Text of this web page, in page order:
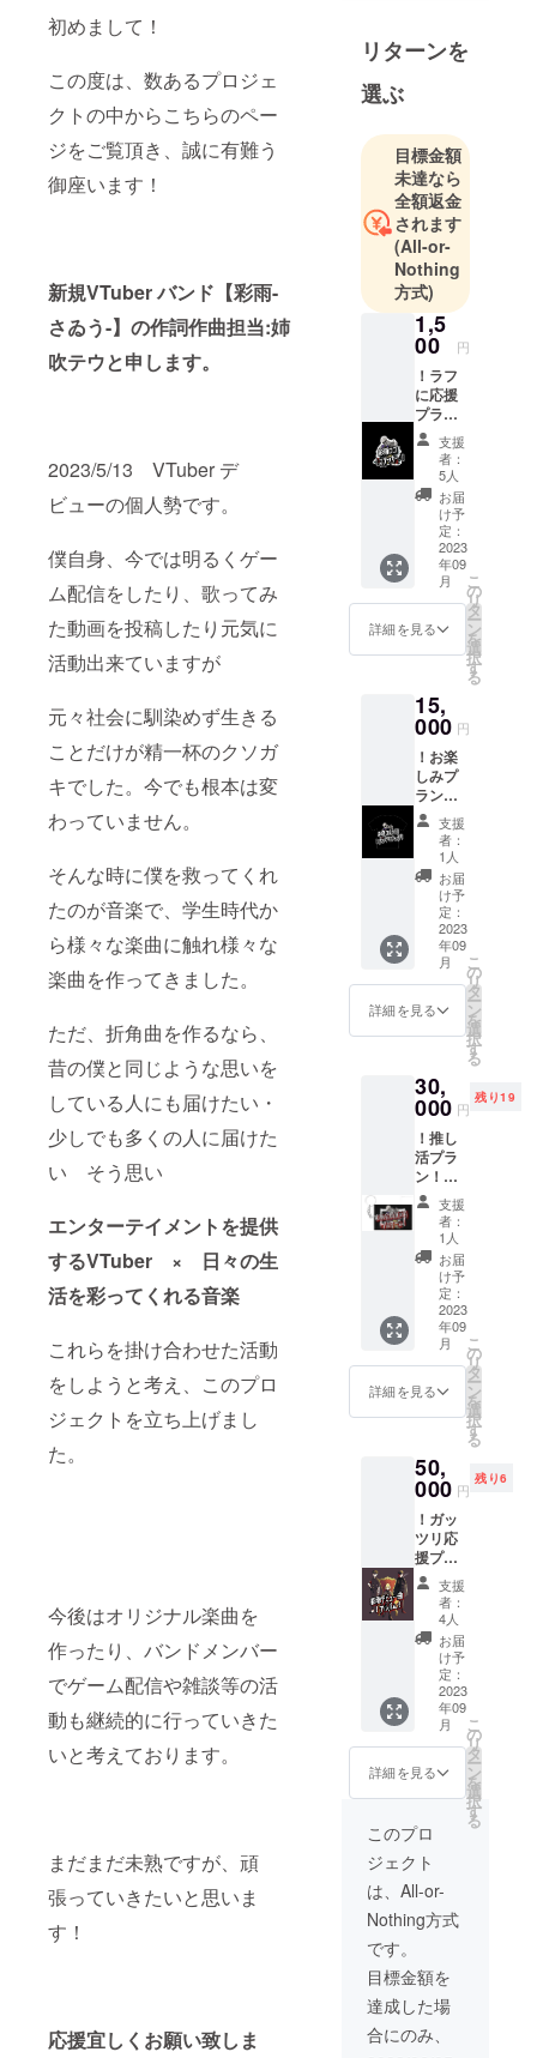
初めまして！
この度は、数あるプロジェ
クトの中からこちらのペー
ジをご覧頂き、誠に有難う
御座います！
新規VTuber バンド【彩雨-
さゐう-】の作詞作曲担当:姉
吹テウと申します。
2023/5/13 VTuber デ
ビューの個人勢です。
僕自身、今では明るくゲー
ム配信をしたり、歌ってみ
た動画を投稿したり元気に
活動出来ていますが
元々社会に馴染めず生きる
ことだけが精一杯のクソガ
キでした。今でも根本は変
わっていません。
そんな時に僕を救ってくれ
たのが音楽で、学生時代か
ら様々な楽曲に触れ様々な
楽曲を作ってきました。
ただ、折角曲を作るなら、
昔の僕と同じような思いを
している人にも届けたい・
少しでも多くの人に届けた
い そう思い
エンターテイメントを提供
するVTuber × 日々の生
活を彩ってくれる音楽
これらを掛け合わせた活動
をしようと考え、このプロ
ジェクトを立ち上げまし
た。
今後はオリジナル楽曲を
作ったり、バンドメンバー
でゲーム配信や雑談等の活
動も継続的に行っていきた
いと考えております。
まだまだ未熟ですが、頑
張っていきたいと思いま
す！
応援宜しくお願い致しま
リターンを
選ぶ
目標金額
未達なら
全額返金
されます
(All-or-
Nothing
方式)
1,5
00 円
！ラフ
に応援
プラ
ン！ 彩
雨ロゴ
ステッ
カー(70
ｍm×70
ｍm以
内を想
定して
いま
す) １
枚 ※画
像は実
際と異
合が御
座いま
す。
支援
者：
5人
お届
け予
定：
2023
年09
月
詳細を見る
こ
の
リ
タ
ー
ン
を
選
択
す
る
15,
000 円
！お楽
しみプ
ラン！
彩雨ロ
ゴ入り
バンドT
シャ
ツ １
枚 Mサ
イズ
or Lサ
イズ ※
画像は
実際と
異なる
場合が
ます。
支援
者：
1人
お届
け予
定：
2023
年09
月
詳細を見る
こ
の
リ
タ
ー
ン
を
選
択
す
る
30,
000 円
残り19
！推し
活プラ
ン！
【数量
限
定！】
彩雨古
参会員
証入り
パス
ケース
54.0m
m 横
85.6m
m 厚さ
mを想
定して
います)
１個 ＋
彩雨ロ
ゴス
テッ
カー(70
ｍm×70
ｍm以
内を想
定して
いま
す) １
枚 ＋ 彩
雨ロゴ
入りバ
(Ｍサイ
ズ or Ｌ
サイ
ズ) １
枚 ※
画像は
場合が
御座い
ます。
支援
者：
1人
お届
け予
定：
2023
年09
月
詳細を見る
こ
の
リ
タ
ー
ン
を
選
択
す
る
50,
000 円
残り6
！ガッ
ツリ応
援プラ
ン！
【限定
数量10
枚！】
彩雨デ
ビュー
曲アル
バム１
枚（全
メン
バーサ
イン付
き） ＋
【数量
限
定！】
彩雨古
参会員
証入り
(縦
54.0m
m 横
85.6m
支援
者：
4人
お届
け予
定：
2023
年09
月
詳細を見る
こ
の
リ
タ
ー
ン
を
選
択
す
る
このプロ
ジェクト
は、All-or-
Nothing方式
です。
目標金額を
達成した場
合にのみ、